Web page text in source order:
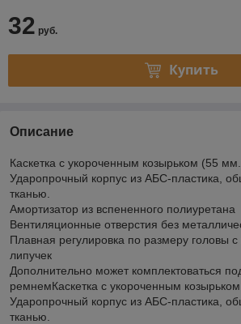
32 руб.
Купить
Описание
Каскетка с укороченным козырьком (55
Ударопрочный корпус из АБС-пластика,
тканью.
Амортизатор из вспененного полиуретана
Вентиляционные отверстия без
Плавная регулировка по размеру головы
липучек
Дополнительно может комплектоваться
ремнемКаскетка с укороченным
Ударопрочный корпус из АБС-пластика,
тканью.